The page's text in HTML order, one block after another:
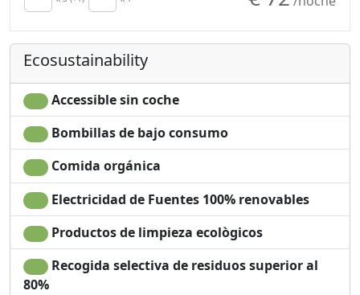
Kitchenette
secador de pelo
Terrace
Clotheshorse
Towels
Sábanas
Cupboard or
Wardrobe
Ironing facilities
Champú sin plástico,
Washing machine
Garden
Garden view
Ecosustainability
Accessible sin coche
Bombillas de bajo consumo
Comida orgánica
Electricidad de Fuentes 100% renovables
Productos de limpieza ecològicos
Recogida selectiva de residuos superior al
80%